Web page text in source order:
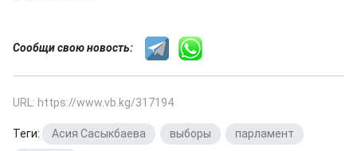
Сообщи свою новость:
URL: https://www.vb.kg/317194
Теги: Асия Сасыкбаева выборы парламент